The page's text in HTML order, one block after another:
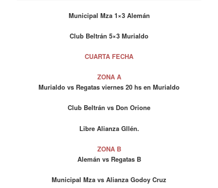
Municipal Mza 1×3 Alemán
Club Beltrán 5×3 Murialdo
CUARTA FECHA
ZONA A
Murialdo vs Regatas viernes 20 hs en Murialdo
Club Beltrán vs Don Orione
Libre Alianza Gllén.
ZONA B
Alemán vs Regatas B
Municipal Mza vs Alianza Godoy Cruz